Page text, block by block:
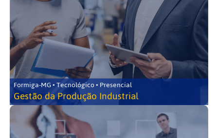
Formiga-MG • Tecnológico • Presencial
Gestão da Produção Industrial